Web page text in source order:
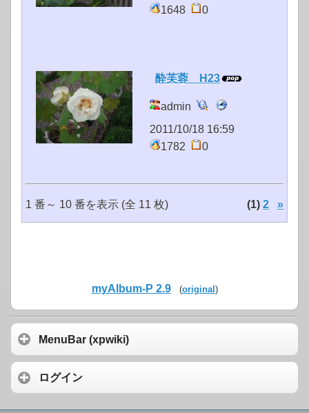
1648
0
酔芙蓉 H23
admin
2011/10/18 16:59
1782
0
1 番～ 10 番を表示 (全 11 枚) (1) 2 »
myAlbum-P 2.9 (original )
MenuBar (xpwiki)
ログイン